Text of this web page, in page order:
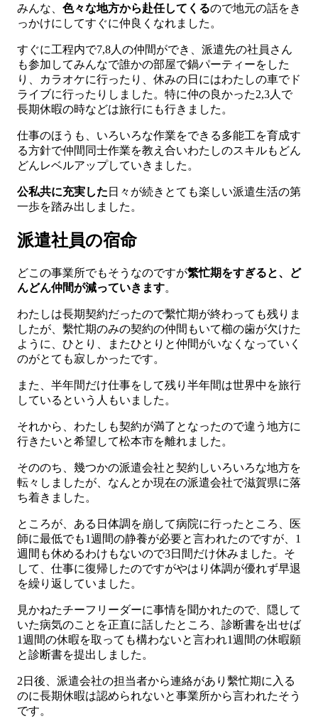
みんな、 色々な地方から赴任してくるので地元の話をき
っかけにしてすぐに仲良くなれました。
すぐに工程内で7,8人の仲間ができ、派遣先の社員さん
も参加してみんなで誰かの部屋で鍋パーティーをした
り、カラオケに行ったり、休みの日にはわたしの車でド
ライブに行ったりしました。特に仲の良かった2,3人で
長期休暇の時などは旅行にも行きました。
仕事のほうも、いろいろな作業をできる多能工を育成す
る方針で仲間同士作業を教え合いわたしのスキルもどん
どんレベルアップしていきました。
公私共に充実した 日々が続きとても楽しい派遣生活の第
一歩を踏み出しました。
派遣社員の宿命
どこの事業所でもそうなのですが繁忙期をすぎると、ど
んどん仲間が減っていきます。
わたしは長期契約だったので繫忙期が終わっても残りま
したが、繫忙期のみの契約の仲間もいて櫛の歯が欠けた
ように、ひとり、またひとりと仲間がいなくなっていく
のがとても寂しかったです。
また、半年間だけ仕事をして残り半年間は世界中を旅行
しているという人もいました。
それから、わたしも契約が満了となったので違う地方に
行きたいと希望して松本市を離れました。
そののち、幾つかの派遣会社と契約しいろいろな地方を
転々しましたが、なんとか現在の派遣会社で滋賀県に落
ち着きました。
ところが、ある日体調を崩して病院に行ったところ、医
師に最低でも1週間の静養が必要と言われたのですが、1
週間も休めるわけもないので3日間だけ休みました。そ
して、仕事に復帰したのですがやはり体調が優れず早退
を繰り返していました。
見かねたチーフリーダーに事情を聞かれたので、隠して
いた病気のことを正直に話したところ、診断書を出せば
1週間の休暇を取っても構わないと言われ1週間の休暇願
と診断書を提出しました。
2日後、派遣会社の担当者から連絡があり繫忙期に入る
のに長期休暇は認められないと事業所から言われたそう
です。